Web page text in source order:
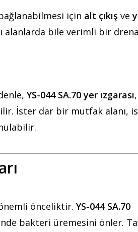
için alt çıkış ve
alanlarda bile verimli bir
YS-044 SA.70 yer ızgarası,
İster dar bir mutfak alanı,
önceliktir. YS-044 SA.70
bakteri üremesini önler.